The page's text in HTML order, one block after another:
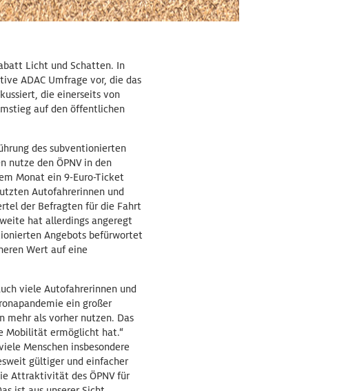
Licht und Schatten. In
ADAC Umfrage vor, die das
die einerseits von
auf den öffentlichen
des subventionierten
nutze den ÖPNV in den
Monat ein 9-Euro-Ticket
Autofahrerinnen und
der Befragten für die Fahrt
hat allerdings angeregt
Angebots befürwortet
Wert auf eine
viele Autofahrerinnen und
ein großer
mehr als vorher nutzen. Das
Mobilität ermöglicht hat.“
Menschen insbesondere
gültiger und einfacher
Attraktivität des ÖPNV für